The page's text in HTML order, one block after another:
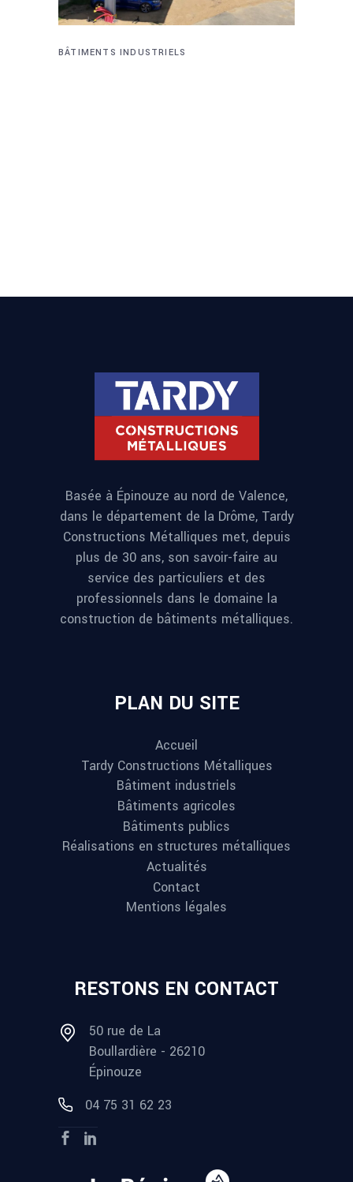
BÂTIMENTS INDUSTRIELS
Basée à Épinouze au nord de Valence,
dans le département de la Drôme, Tardy
Constructions Métalliques met, depuis
plus de 30 ans, son savoir-faire au
service des particuliers et des
professionnels dans le domaine la
construction de bâtiments métalliques.
PLAN DU SITE
Accueil
Tardy Constructions Métalliques
Bâtiment industriels
Bâtiments agricoles
Bâtiments publics
Réalisations en structures métalliques
Actualités
Contact
Mentions légales
RESTONS EN CONTACT
50 rue de La
Boullardière - 26210
Épinouze
04 75 31 62 23